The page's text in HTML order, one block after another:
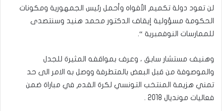
لن تعود دولة تكميم الأفواه وأحمل رئيس الجمهورية ومكونات
الحكومة مسؤولية إيقاف الدكتور محمد هنيد وسنتصدى
للممارسات النوفمبرية “.
وهنيف مستشار سابق ، وعرف بمواقفه المثيرة للجدل
والموصوفة من قبل البعض بالمتطرفة ووصل به الامر الى حد
تمني هزيمة المنتخب التونسي لكرة القدم في مباراة ضمن
فعاليات مونديال 2018 .